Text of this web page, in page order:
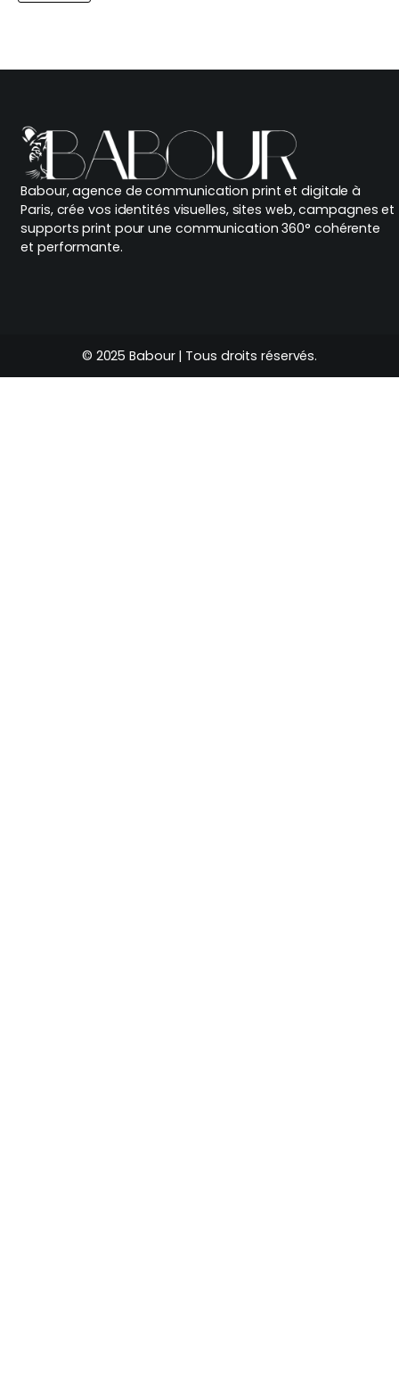
Babour, agence de communication print et digitale à
Paris, crée vos identités visuelles, sites web, campagnes et
supports print pour une communication 360° cohérente
et performante.
© 2025 Babour | Tous droits réservés.